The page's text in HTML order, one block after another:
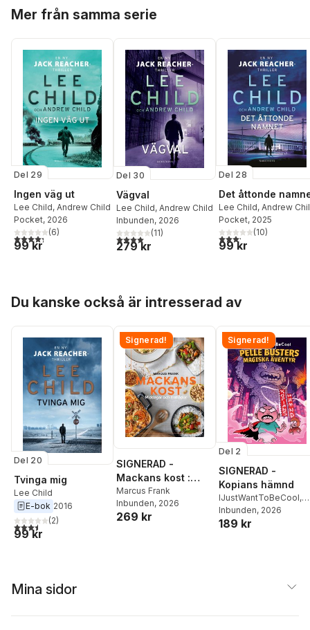
Mer från samma serie
Del 29
Ingen väg ut
Lee Child, Andrew Child
Pocket, 2026
4,3utav 5 stjärnor. Totalt antal röster:
(6)
99 kr
Del 30
Vägval
Lee Child, Andrew Child
Inbunden, 2026
4,0utav 5 stjärnor. Totalt antal röster:
(11)
279 kr
Del 28
Det åttonde
Lee Child, Andrew
Pocket, 2025
3,2utav 5 stjärnor.
(10)
99 kr
Du kanske också är intresserad av
Del 20
Tvinga mig
Lee Child
E-bok 2016
3,5utav 5 stjärnor. Totalt antal röster:
(2)
99 kr
Signerad!
SIGNERAD -
Mackans kost :
Middagar och
matlådor
Marcus Frank
Inbunden, 2026
269 kr
Signerad!
Del 2
SIGNERAD -
Kopians hämnd
IJustWantToBeCool,
Joel Adolphson
Ejdemo Beer
Inbunden, 2026
189 kr
Mina sidor